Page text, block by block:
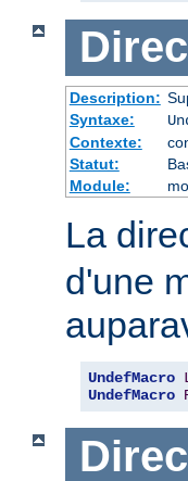
Description:
Syntaxe:
Contexte:
Statut:
Module:
La
d'une
UndefMacro
UndefMacro